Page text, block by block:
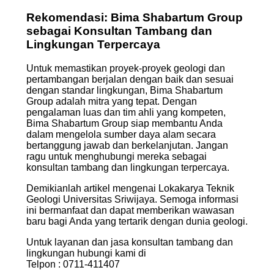
Rekomendasi: Bima Shabartum Group
sebagai Konsultan Tambang dan
Lingkungan Terpercaya
Untuk memastikan proyek-proyek geologi dan
pertambangan berjalan dengan baik dan sesuai
dengan standar lingkungan, Bima Shabartum
Group adalah mitra yang tepat. Dengan
pengalaman luas dan tim ahli yang kompeten,
Bima Shabartum Group siap membantu Anda
dalam mengelola sumber daya alam secara
bertanggung jawab dan berkelanjutan. Jangan
ragu untuk menghubungi mereka sebagai
konsultan tambang dan lingkungan terpercaya.
Demikianlah artikel mengenai Lokakarya Teknik
Geologi Universitas Sriwijaya. Semoga informasi
ini bermanfaat dan dapat memberikan wawasan
baru bagi Anda yang tertarik dengan dunia geologi.
Untuk layanan dan jasa konsultan tambang dan
lingkungan hubungi kami di
Telpon : 0711-411407